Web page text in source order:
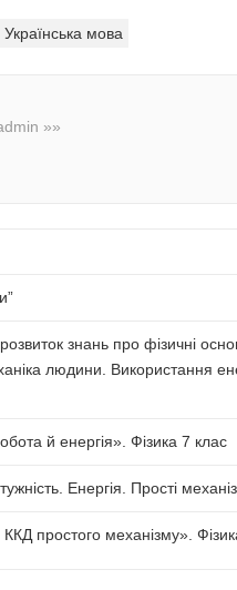
Українська мова
»»
знань про фізичні
людини. Використання
й енергія». Фізика 7 клас
Енергія. Прості
простого механізму».